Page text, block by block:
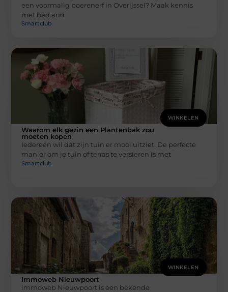
een voormalig boerenerf in Overijssel? Maak kennis
met bed and
Smartclub
WINKELEN
Waarom elk gezin een Plantenbak zou
moeten kopen
Iedereen wil dat zijn tuin er mooi uitziet. De perfecte
manier om je tuin of terras te versieren is met
Smartclub
WINKELEN
Immoweb Nieuwpoort
immoweb Nieuwpoort is een bekende